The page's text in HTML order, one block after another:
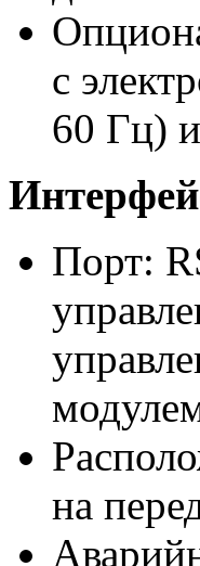
с
60 Гц)
Порт:
на